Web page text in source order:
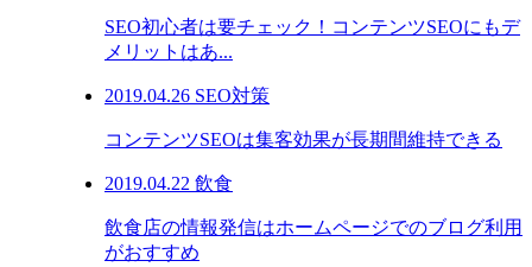
SEO初心者は要チェック！コンテンツSEOにもデ
メリットはあ...
2019.04.26 SEO対策
コンテンツSEOは集客効果が長期間維持できる
2019.04.22 飲食
飲食店の情報発信はホームページでのブログ利用
がおすすめ